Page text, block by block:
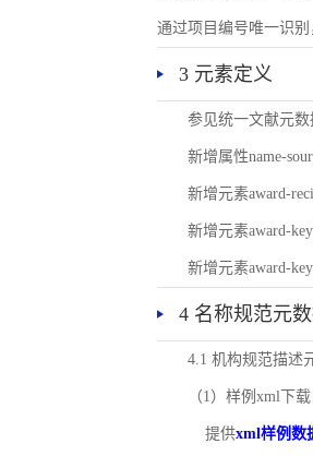
通过项目编号唯一识
3 元素定义
参见统一文献元
新增属性name-
新增元素award-
新增元素award-
新增元素award-
4 名称规范元
4.1 机构规范描述
（1）样例xml下载
提供xml样例数